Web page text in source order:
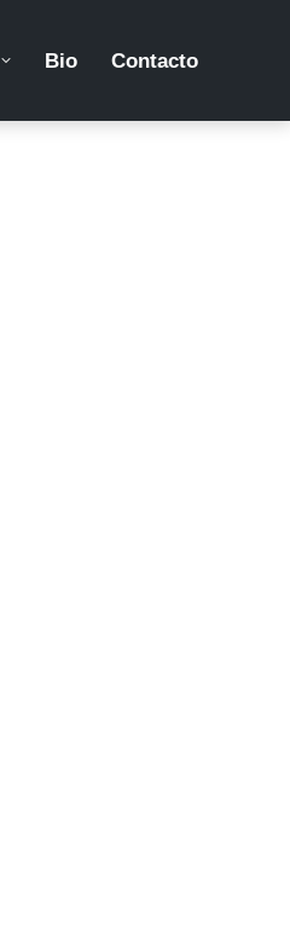
Bio Contacto